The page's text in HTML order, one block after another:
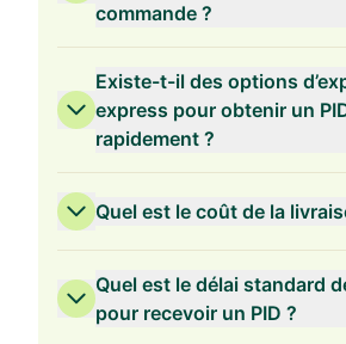
commande ?
Existe-t-il des options
express pour obtenir un
rapidement ?
Quel est le coût de la
Quel est le délai standard
pour recevoir un PID ?